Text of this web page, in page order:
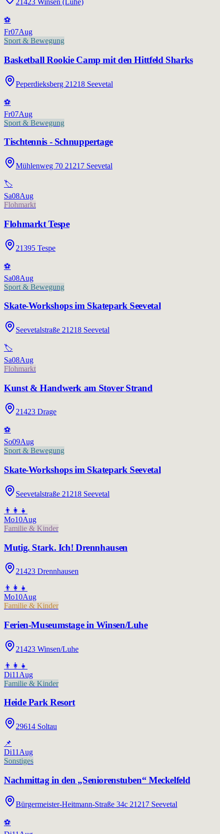
21423 Winsen (Luhe)
⚽
Fr07Aug
Sport & Bewegung
Basketball Rookie Camp mit den Hittfeld Sharks
Peperdieksberg 21218 Seevetal
⚽
Fr07Aug
Sport & Bewegung
Tischtennis - Schnuppertage
Mühlenweg 70 21217 Seevetal
🏷️
Sa08Aug
Flohmarkt
Flohmarkt Tespe
21395 Tespe
⚽
Sa08Aug
Sport & Bewegung
Skate-Workshops im Skatepark Seevetal
Seevetalstraße 21218 Seevetal
🏷️
Sa08Aug
Flohmarkt
Kunst & Handwerk am Stover Strand
21423 Drage
⚽
So09Aug
Sport & Bewegung
Skate-Workshops im Skatepark Seevetal
Seevetalstraße 21218 Seevetal
👨‍👩‍👧
Mo10Aug
Familie & Kinder
Mutig. Stark. Ich! Drennhausen
21423 Drennhausen
👨‍👩‍👧
Mo10Aug
Familie & Kinder
Ferien-Museumstage in Winsen/Luhe
21423 Winsen/Luhe
👨‍👩‍👧
Di11 Aug
Familie & Kinder
Heide Park Resort
29614 Soltau
📌
Di11 Aug
Sonstiges
Nachmittag in den „Seniorenstuben“ Meckelfeld
Bürgermeister-Heitmann-Straße 34c 21217 Seevetal
⚽